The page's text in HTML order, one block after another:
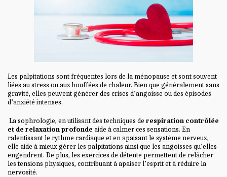
Les palpitations sont fréquentes lors de la ménopause et sont souvent
liées au stress ou aux bouffées de chaleur. Bien que généralement sans
gravité, elles peuvent générer des crises d’angoisse ou des épisodes
d’anxiété intenses.
La sophrologie, en utilisant des techniques de respiration contrôlée
et de relaxation profonde aide à calmer ces sensations. En
ralentissant le rythme cardiaque et en apaisant le système nerveux,
elle aide à mieux gérer les palpitations ainsi que les angoisses qu’elles
engendrent. De plus, les exercices de détente permettent de relâcher
les tensions physiques, contribuant à apaiser l’esprit et à réduire la
nervosité.